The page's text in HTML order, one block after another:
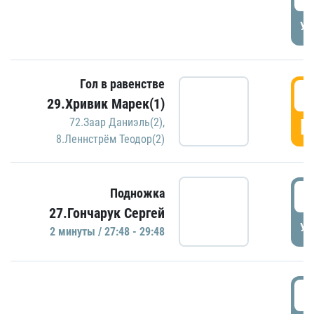
Гол в равенстве
29.Хривик Марек(1)
72.Заар Даниэль(2),
8.Леннстрём Теодор(2)
Подножка
27.Гончарук Сергей
2 минуты / 27:48 - 29:48